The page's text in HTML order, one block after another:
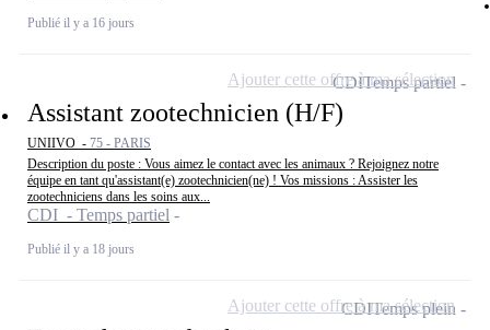
Publié il y a 16 jours
Assistant zootechnicien (H/F)
UNIIVO - 75 - PARIS
Description du poste : Vous aimez le contact avec les animaux ? Rejoignez notre
équipe en tant qu'assistant(e) zootechnicien(ne) ! Vos missions : Assister les
zootechniciens dans les soins aux...
CDI - Temps partiel
Publié il y a 18 jours
CDITemps partiel
Ajouter cette offre à ma sélection
CDITemps plein
Ajouter cette offre à ma sélection